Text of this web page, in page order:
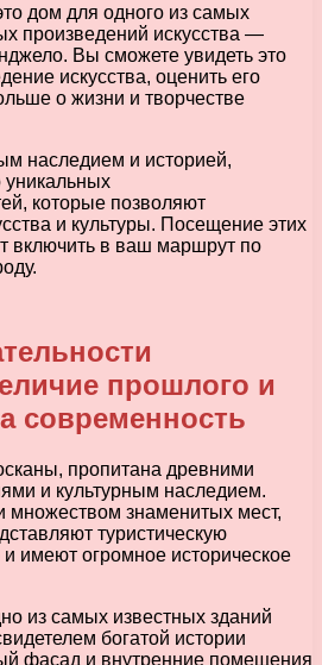
дом для одного из самых
произведений искусства —
Вы сможете увидеть это
искусства, оценить его
о жизни и творчестве
наследием и историей,
уникальных
которые позволяют
и культуры. Посещение этих
включить в ваш маршрут по
прошлого и
современность
пропитана древними
и культурным наследием.
множеством знаменитых мест,
туристическую
и имеют огромное историческое
из самых известных зданий
богатой истории
фасад и внутренние помещения